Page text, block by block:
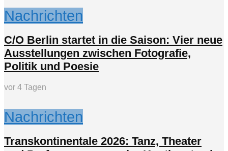
Nachrichten
C/O Berlin startet in die Saison: Vier neue
Ausstellungen zwischen Fotografie,
Politik und Poesie
vor 4 Tagen
Nachrichten
Transkontinentale 2026: Tanz, Theater